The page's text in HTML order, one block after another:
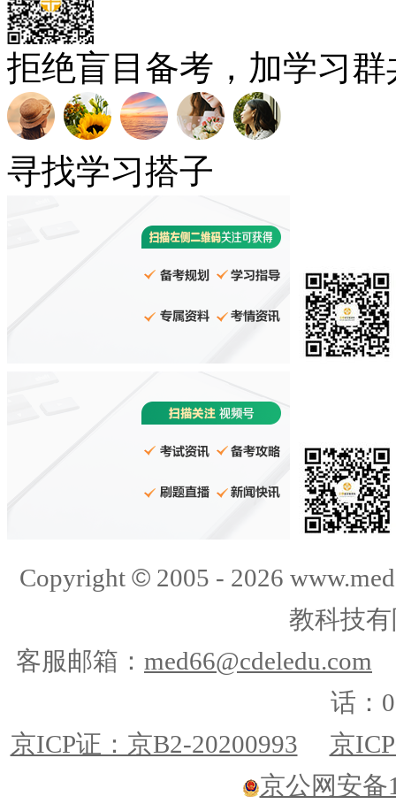
拒绝盲目备考，加学习
寻找学习搭子
Copyright ©2005 - 2026
教科技
客服邮箱： med66@cdeledu.com
话：
京ICP证：京B2-20200993
京
京公网安备